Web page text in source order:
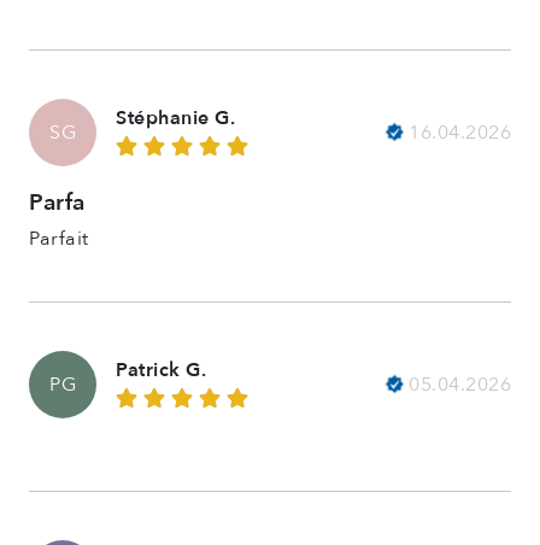
SG
Stéphanie G.
16.04.2026
Parfa
Parfait
PG
Patrick G.
05.04.2026